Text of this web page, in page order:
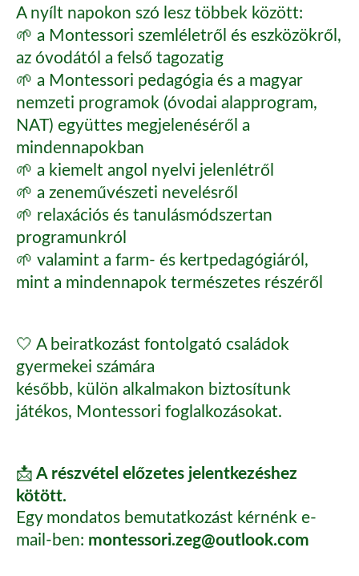
A nyílt napokon szó lesz többek között:
🌱 a Montessori szemléletről és eszközökről,
az óvodától a felső tagozatig
🌱 a Montessori pedagógia és a magyar
nemzeti programok (óvodai alapprogram,
NAT) együttes megjelenéséről a
mindennapokban
🌱 a kiemelt angol nyelvi jelenlétről
🌱 a zeneművészeti nevelésről
🌱 relaxációs és tanulásmódszertan
programunkról
🌱 valamint a farm- és kertpedagógiáról,
mint a mindennapok természetes részéről
🤍 A beiratkozást fontolgató családok
gyermekei számára
később, külön alkalmakon biztosítunk
játékos, Montessori foglalkozásokat.
📩A részvétel előzetes jelentkezéshez
kötött.
Egy mondatos bemutatkozást kérnénk e-
mail-ben: montessori.zeg@outlook.com